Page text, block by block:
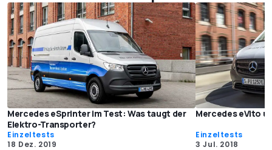
Mercedes eSprinter im Test: Was taugt der
Elektro-Transporter?
Einzeltests
18 Dez. 2019
Mercedes eVito
Einzeltests
3 Jul. 2018